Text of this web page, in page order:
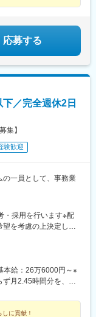
応募する
／完全週休2日
集】
験歓迎
の一員として、事務業
・採用を行います※配
を考慮の上決定しま
5階※ウールズプラス株
勤務となります※オフ
本給：26万6000円～※
月2.45時間分を、一
に貢献！